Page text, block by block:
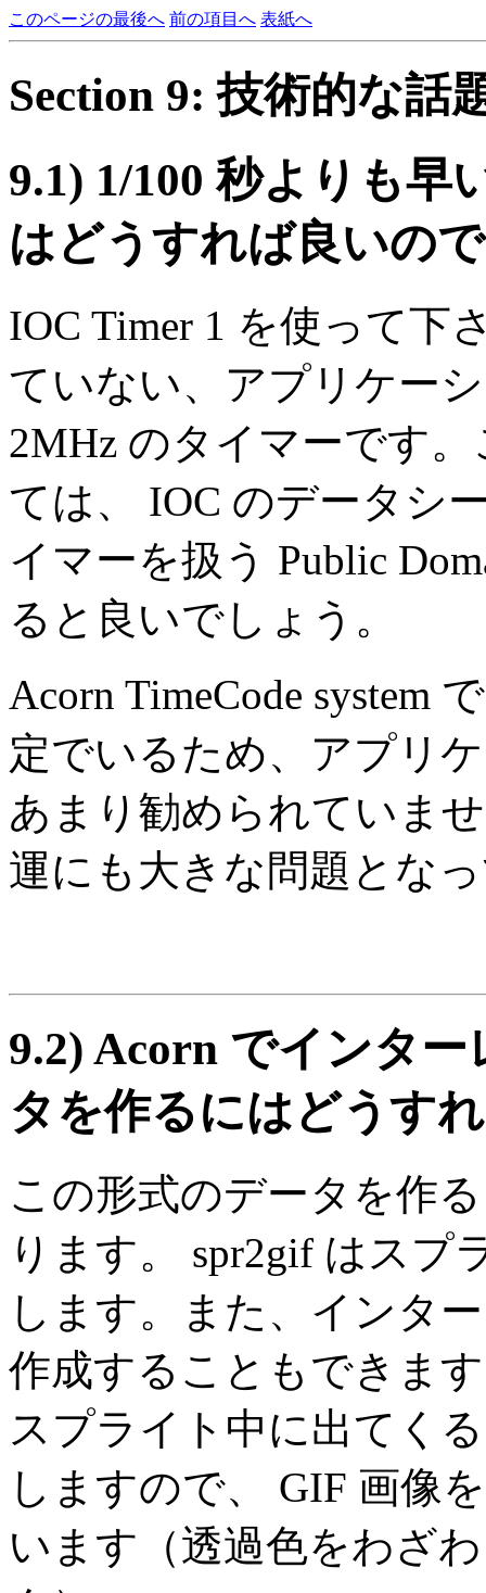
このページの最後へ 前の項目へ 表紙へ
Section 9: 技術的な話
9.1) 1/100 秒よりも早
はどうすれば良いの
IOC Timer 1 を使って下
ていない、アプリケー
2MHz のタイマーです
ては、 IOC のデータシ
イマーを扱う Public
ると良いでしょう。
Acorn TimeCode system
定でいるため、アプリ
あまり勧められていま
運にも大きな問題とな
9.2) Acorn でインター
タを作るにはどうす
この形式のデータを作
ります。 spr2gif はスプ
します。また、インタ
作成することもできま
スプライト中に出てく
しますので、 GIF 画像
います（透過色をわざ